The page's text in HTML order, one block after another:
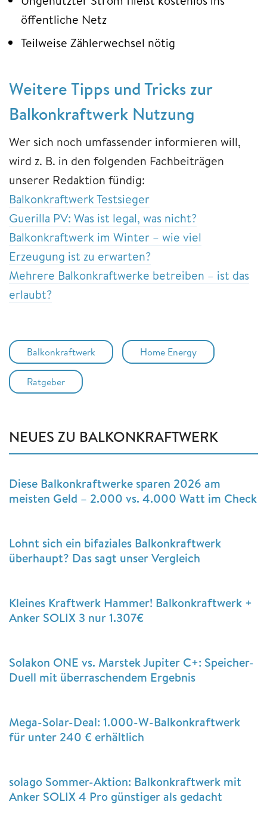
öffentliche Netz
Teilweise Zählerwechsel nötig
Weitere Tipps und Tricks zur
Balkonkraftwerk Nutzung
Wer sich noch umfassender informieren will,
wird z. B. in den folgenden Fachbeiträgen
unserer Redaktion fündig:
Balkonkraftwerk Testsieger
Guerilla PV: Was ist legal, was nicht?
Balkonkraftwerk im Winter – wie viel
Erzeugung ist zu erwarten?
Mehrere Balkonkraftwerke betreiben – ist das
erlaubt?
Balkonkraftwerk Home Energy
Ratgeber
NEUES ZU BALKONKRAFTWERK
Diese Balkonkraftwerke sparen 2026 am
meisten Geld – 2.000 vs. 4.000 Watt im Check
Lohnt sich ein bifaziales Balkonkraftwerk
überhaupt? Das sagt unser Vergleich
Kleines Kraftwerk Hammer! Balkonkraftwerk +
Anker SOLIX 3 nur 1.307€
Solakon ONE vs. Marstek Jupiter C+: Speicher-
Duell mit überraschendem Ergebnis
Mega-Solar-Deal: 1.000-W-Balkonkraftwerk
für unter 240 € erhältlich
solago Sommer-Aktion: Balkonkraftwerk mit
Anker SOLIX 4 Pro günstiger als gedacht